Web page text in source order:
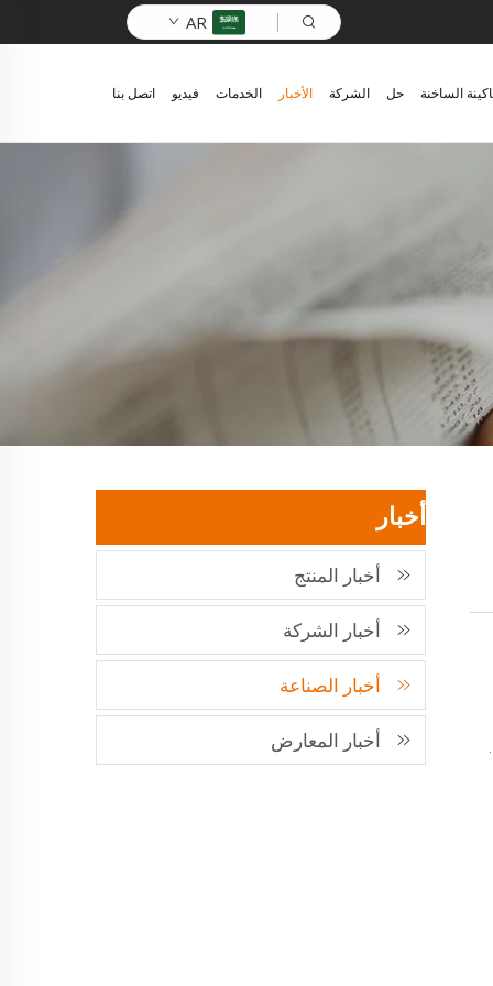
AR
الساخنة حل الشركة الأخبار الخدمات فيديو اتصل بنا
أخبار
أخبار المنتج
أخبار الشركة
أخبار الصناعة
أخبار المعارض